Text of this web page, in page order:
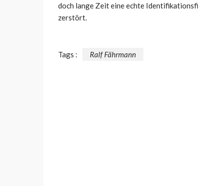
doch lange Zeit eine echte
zerstört.
Tags : Ralf Fährmann